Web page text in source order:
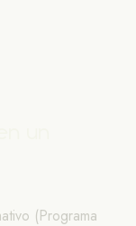
(Programa